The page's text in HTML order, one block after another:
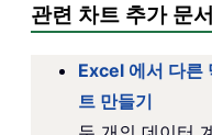
관련 차트 추가 문
Excel 에서 다른
트 만들기